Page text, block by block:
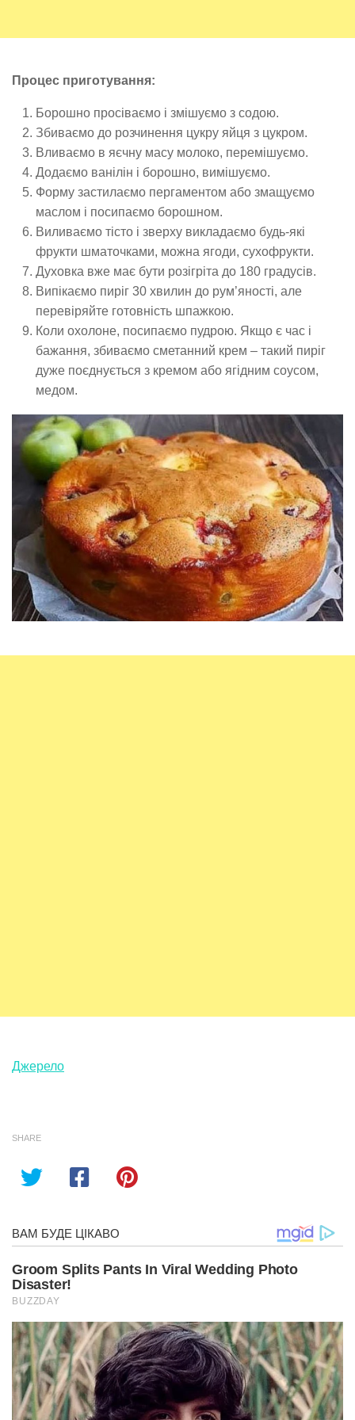
Процес приготування:
Борошно просіваємо і змішуємо з содою.
Збиваємо до розчинення цукру яйця з цукром.
Вливаємо в яєчну масу молоко, перемішуємо.
Додаємо ванілін і борошно, вимішуємо.
Форму застилаємо пергаментом або змащуємо
маслом і посипаємо борошном.
Виливаємо тісто і зверху викладаємо будь-які
фрукти шматочками, можна ягоди, сухофрукти.
Духовка вже має бути розігріта до 180 градусів.
Випікаємо пиріг 30 хвилин до рум’яності, але
перевіряйте готовність шпажкою.
Коли охолоне, посипаємо пудрою. Якщо є час і
бажання, збиваємо сметанний крем – такий пиріг
дуже поєднується з кремом або ягідним соусом,
медом.
Джерело
SHARE